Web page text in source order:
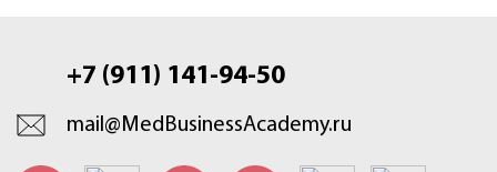
+7 (911) 141-94-50
mail@MedBusinessAcademy.ru